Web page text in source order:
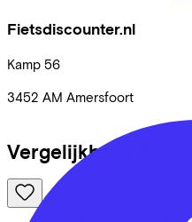
Fietsdiscounter.nl
Kamp 56
3452 AM Amersfoort
Vergelijkbare fietsen